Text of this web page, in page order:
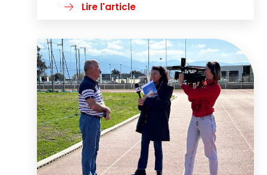
interviendront sur la thématique du «
». En améliorant la santé physique ou
psychologique des salarié(e)s, les
responsabilités sociétales, ou encore
[…]
Lire l'article